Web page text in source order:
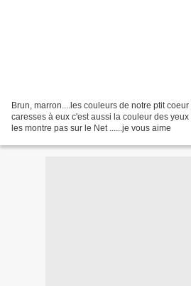
Brun, marron....les couleurs de notre ptit
caresses à eux c'est aussi la couleur des
les montre pas sur le Net ......je vous aime